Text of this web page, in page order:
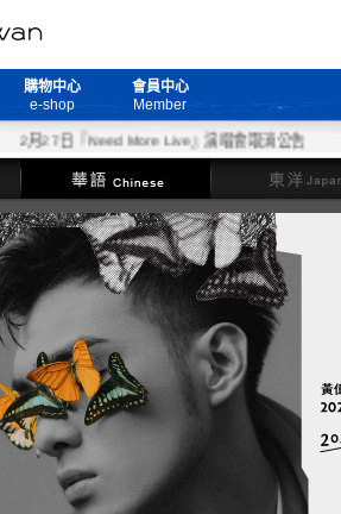
購物中心
e-shop
會員中心
Member
2月27日『Need More Live』演唱會取消公告
華語 東洋